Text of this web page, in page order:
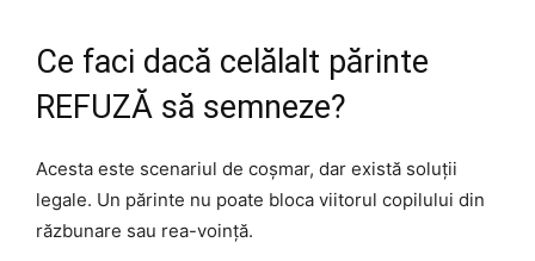
Ce faci dacă celălalt părinte
REFUZĂ să semneze?
Acesta este scenariul de coșmar, dar există soluții
legale. Un părinte nu poate bloca viitorul copilului din
răzbunare sau rea-voință.